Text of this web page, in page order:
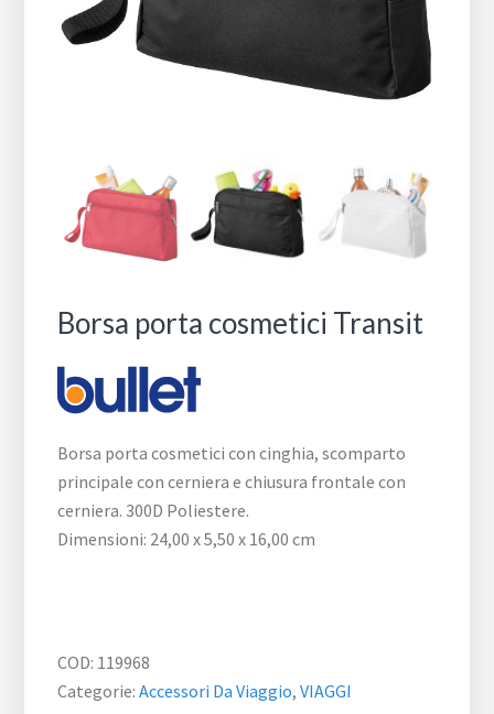
Borsa porta cosmetici Transit
Borsa porta cosmetici con cinghia, scomparto
principale con cerniera e chiusura frontale con
cerniera. 300D Poliestere.
Dimensioni: 24,00 x 5,50 x 16,00 cm
COD: 119968
Categorie:Accessori Da Viaggio,VIAGGI